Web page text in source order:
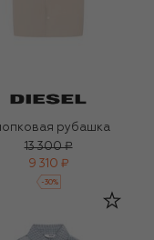
рубашка
13 300 ₽
9 310 ₽
-30%